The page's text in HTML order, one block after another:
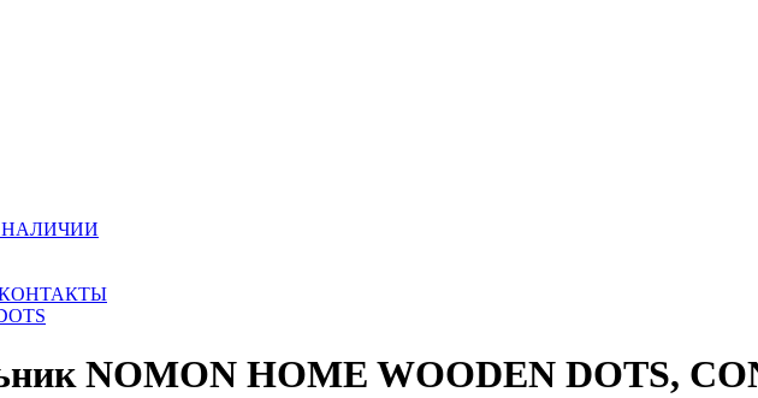
НАЛИЧИИ
NOMON HOME WOODEN DOTS,